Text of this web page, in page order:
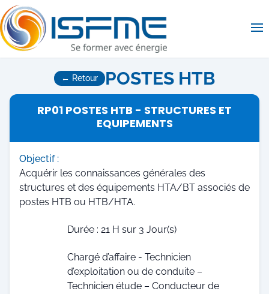
← Retour POSTES HTB
RP01 POSTES HTB - STRUCTURES ET
EQUIPEMENTS
Objectif :
Acquérir les connaissances générales des
structures et des équipements HTA/BT associés de
postes HTB ou HTB/HTA.
Durée : 21 H sur 3 Jour(s)
Chargé d’affaire - Technicien
d’exploitation ou de conduite –
Technicien étude – Conducteur de